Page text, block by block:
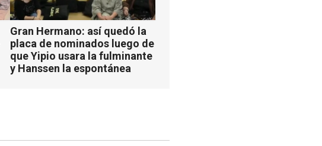
Gran Hermano: así quedó la
placa de nominados luego de
que Yipio usara la fulminante
y Hanssen la espontánea